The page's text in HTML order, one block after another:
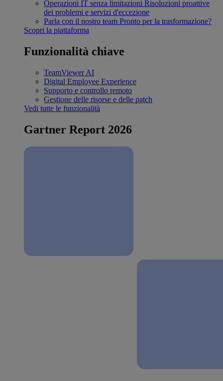
Operazioni IT senza limitazioni Risoluzioni proattive
dei problemi e servizi d'eccezione
Parla con il nostro team Pronto per la trasformazione?
Scopri la piattaforma
Funzionalità chiave
TeamViewer AI
Digital Employee Experience
Supporto e controllo remoto
Gestione delle risorse e delle patch
Vedi tutte le funzionalità
Gartner Report 2026